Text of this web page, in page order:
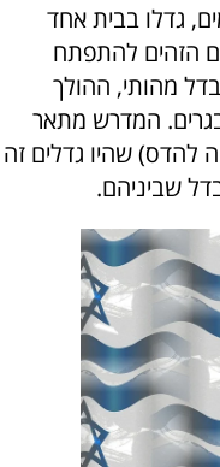
גדלו בבית אחד
הזהים להתפתח
מהותי, ההולך
המדרש מתאר
להדס) שהיו גדלים זה
שביניהם.